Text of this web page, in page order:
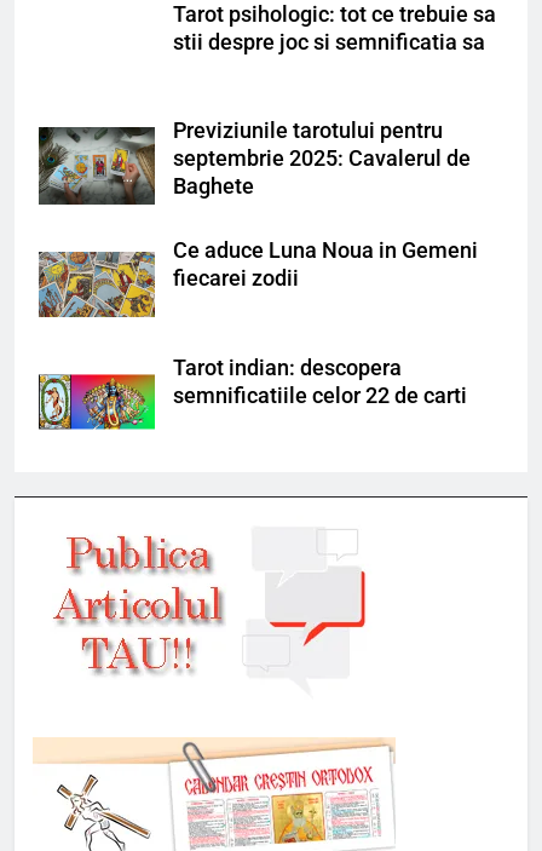
Tarot psihologic: tot ce trebuie sa
stii despre joc si semnificatia sa
Previziunile tarotului pentru
septembrie 2025: Cavalerul de
Baghete
Ce aduce Luna Noua in Gemeni
fiecarei zodii
Tarot indian: descopera
semnificatiile celor 22 de carti